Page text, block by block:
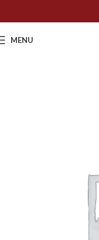
MENU